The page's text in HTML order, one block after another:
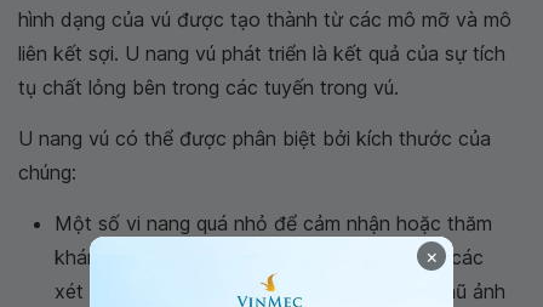
hình dạng của vú được tạo thành từ các mô mỡ và mô
liên kết sợi. U nang vú phát triển là kết quả của sự tích
tụ chất lỏng bên trong các tuyến trong vú.
U nang vú có thể được phân biệt bởi kích thước của
chúng:
Một số vi nang quá nhỏ để cảm nhận hoặc thăm
khám bằng tay, nhưng có thể phát hiện qua các
xét nghiệm hình ảnh, chẳng hạn như chụp nhũ ảnh
×